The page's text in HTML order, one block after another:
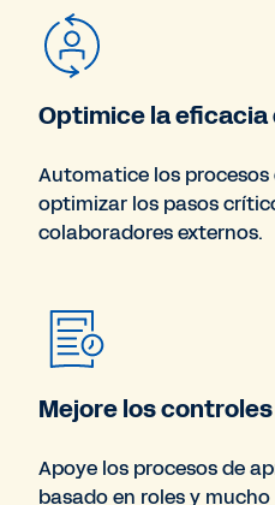
Optimice la eficacia
Automatice los
optimizar los pasos
colaboradores externos.
Mejore los
Apoye los procesos de
basado en roles y